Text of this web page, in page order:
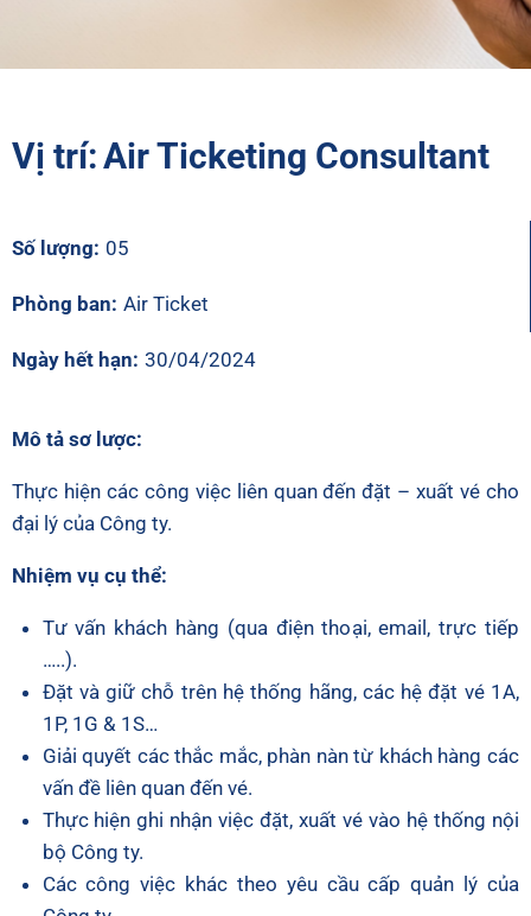
Vị trí:Air Ticketing Consultant
Số lượng: 05
Phòng ban: Air Ticket
Ngày hết hạn: 30/04/2024
Mô tả sơ lược:
Thực hiện các công việc liên quan đến đặt – xuất vé cho
đại lý của Công ty.
Nhiệm vụ cụ thể:
Tư vấn khách hàng (qua điện thoại, email, trực tiếp
…..).
Đặt và giữ chỗ trên hệ thống hãng, các hệ đặt vé 1A,
1P, 1G & 1S…
Giải quyết các thắc mắc, phàn nàn từ khách hàng các
vấn đề liên quan đến vé.
Thực hiện ghi nhận việc đặt, xuất vé vào hệ thống nội
bộ Công ty.
Các công việc khác theo yêu cầu cấp quản lý của